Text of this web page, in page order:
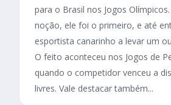
para o Brasil nos Jogos
noção, ele foi o primeiro, e até
esportista canarinho a levar um
O feito aconteceu nos Jogos de
quando o competidor venceu a
livres. Vale destacar também...